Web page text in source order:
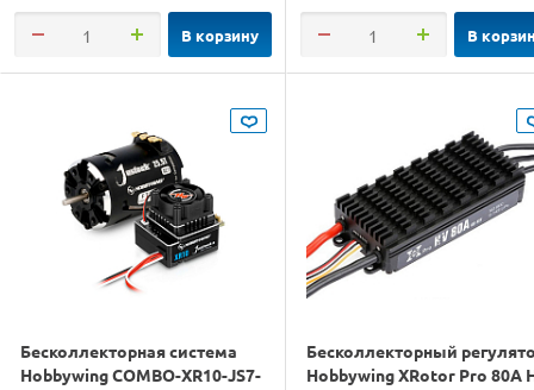
В корзину В
Бесколлекторная система
Hobbywing COMBO-XR10-JS7-
Бесколлекторный
Hobbywing XRotor Pro 80A